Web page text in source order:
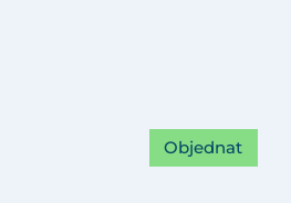
Objednat